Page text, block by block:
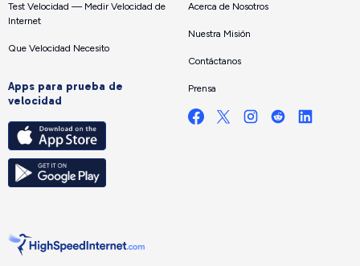
Test Velocidad — Medir Velocidad de
Internet
Que Velocidad Necesito
Apps para prueba de
velocidad
Acerca de Nosotros
Nuestra Misión
Contáctanos
Prensa